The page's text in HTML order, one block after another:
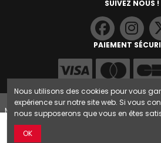
SUIVEZ NOUS !
PAIEMENT
MF Kart Concept © 2026 |Conditions
Nous utilisons des cookies pour vous
expérience sur notre site web. Si vous
nous supposerons que vous en êtes
OK